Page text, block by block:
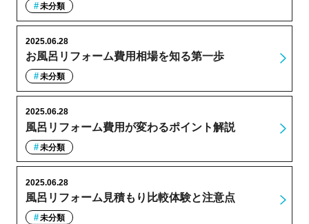
未分類
お風呂リフォーム費用相場を知る第一歩
2025.06.28
未分類
風呂リフォーム費用が変わるポイント解説
2025.06.28
未分類
風呂リフォーム見積もり比較体験と注意点
2025.06.28
未分類